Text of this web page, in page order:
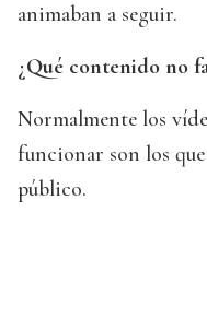
animaban a seguir.
¿Qué contenido no
Normalmente los
funcionar son los
público.